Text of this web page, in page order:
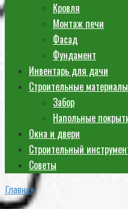
Кровля
Монтаж печи
Фасад
Фундамент
Инвентарь для дачи
Строительные материалы
Забор
Напольные
Окна и двери
Строительный
Советы
Главная